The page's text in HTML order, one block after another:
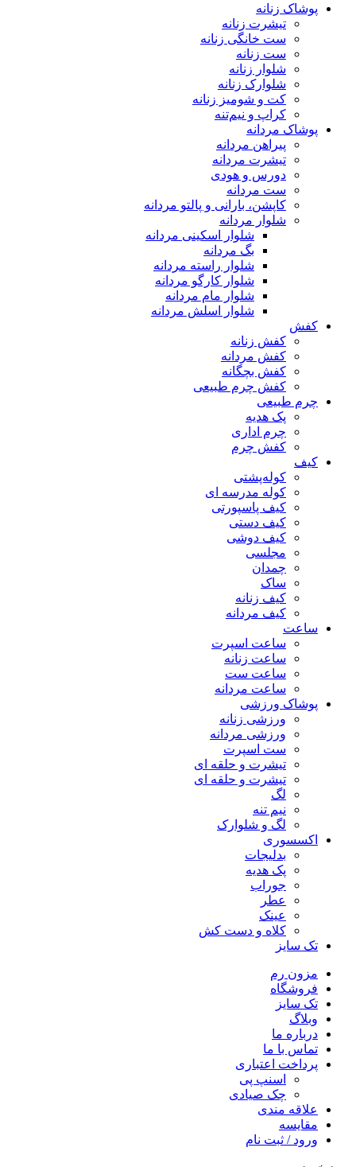
پوشاک زنانه
تیشرت زنانه
ست خانگی زنانه
ست زنانه
شلوار زنانه
شلوارک زنانه
کت و شومیز زنانه
کراپ و نیم‌تنه
پوشاک مردانه
پیراهن مردانه
تیشرت مردانه
دورس و هودی
ست مردانه
کاپشن، بارانی و پالتو مردانه
شلوار مردانه
شلوار اسکینی مردانه
بگ مردانه
شلوار راسته مردانه
شلوار کارگو مردانه
شلوار مام مردانه
شلوار اسلش مردانه
کفش
کفش زنانه
کفش مردانه
کفش بچگانه
کفش چرم طبیعی
چرم طبیعی
پک هدیه
چرم اداری
کفش چرم
کیف
کوله‌پشتی
کوله مدرسه ای
کیف پاسپورتی
کیف دستی
کیف دوشی
مجلسی
چمدان
ساک
کیف زنانه
کیف مردانه
ساعت
ساعت اسپرت
ساعت زنانه
ساعت ست
ساعت مردانه
پوشاک ورزشی
ورزشی زنانه
ورزشی مردانه
ست اسپرت
تیشرت و حلقه ای
تیشرت و حلقه ای
لگ
نیم تنه
لگ و شلوارک
اکسسوری
بدلیجات
پک هدیه
جوراب
عطر
عینک
کلاه و دست کش
تک سایز
مزون رم
فروشگاه
تک سایز
وبلاگ
درباره ما
تماس با ما
پرداخت اعتباری
اسنپ پی
چک صیادی
علاقه مندی
مقايسه
ورود / ثبت نام